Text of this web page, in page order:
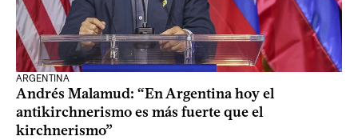
ARGENTINA
Andrés Malamud: “En Argentina hoy el
antikirchnerismo es más fuerte que el
kirchnerismo”